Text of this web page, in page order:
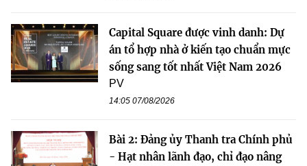
Capital Square được vinh danh: Dự
án tổ hợp nhà ở kiến tạo chuẩn mực
sống sang tốt nhất Việt Nam 2026
PV
14:05 07/08/2026
Bài 2: Đảng ủy Thanh tra Chính phủ
- Hạt nhân lãnh đạo, chỉ đạo nâng